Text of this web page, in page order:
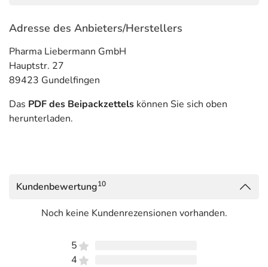
Adresse des Anbieters/Herstellers
Pharma Liebermann GmbH
Hauptstr. 27
89423 Gundelfingen
Das PDF des Beipackzettels können Sie sich oben
herunterladen.
Kundenbewertung10
Noch keine Kundenrezensionen vorhanden.
5
4